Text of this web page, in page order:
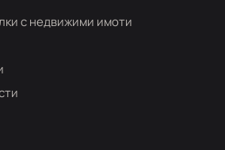
с недвижими имоти